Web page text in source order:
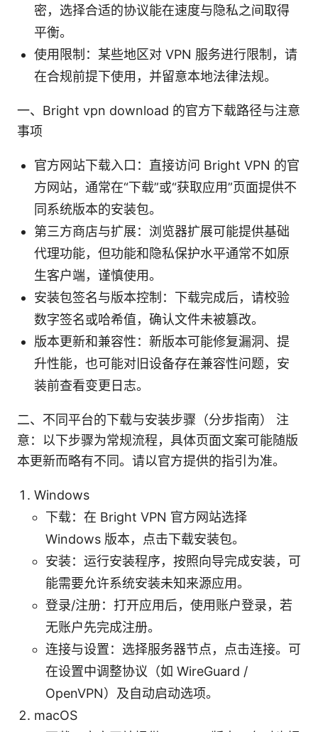
密，选择合适的协议能在速度与隐私之间取得
平衡。
使用限制：某些地区对 VPN 服务进行限制，请
在合规前提下使用，并留意本地法律法规。
一、Bright vpn download 的官方下载路径与注意
事项
官方网站下载入口：直接访问 Bright VPN 的官
方网站，通常在“下载”或“获取应用”页面提供不
同系统版本的安装包。
第三方商店与扩展：浏览器扩展可能提供基础
代理功能，但功能和隐私保护水平通常不如原
生客户端，谨慎使用。
安装包签名与版本控制：下载完成后，请校验
数字签名或哈希值，确认文件未被篡改。
版本更新和兼容性：新版本可能修复漏洞、提
升性能，也可能对旧设备存在兼容性问题，安
装前查看变更日志。
二、不同平台的下载与安装步骤（分步指南） 注
意：以下步骤为常规流程，具体页面文案可能随版
本更新而略有不同。请以官方提供的指引为准。
Windows
下载：在 Bright VPN 官方网站选择
Windows 版本，点击下载安装包。
安装：运行安装程序，按照向导完成安装，可
能需要允许系统安装未知来源应用。
登录/注册：打开应用后，使用账户登录，若
无账户先完成注册。
连接与设置：选择服务器节点，点击连接。可
在设置中调整协议（如 WireGuard /
OpenVPN）及自动启动选项。
macOS